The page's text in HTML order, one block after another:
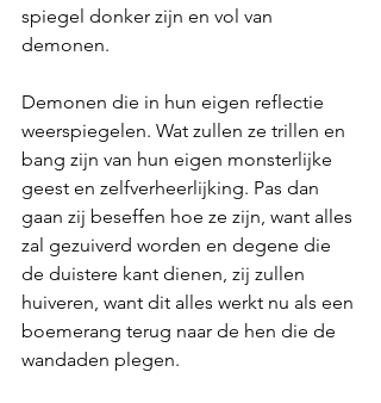
spiegel donker zijn en vol van
demonen.
Demonen die in hun eigen reflectie
weerspiegelen. Wat zullen ze trillen en
bang zijn van hun eigen monsterlijke
geest en zelfverheerlijking. Pas dan
gaan zij beseffen hoe ze zijn, want alles
zal gezuiverd worden en degene die
de duistere kant dienen, zij zullen
huiveren, want dit alles werkt nu als een
boemerang terug naar de hen die de
wandaden plegen.